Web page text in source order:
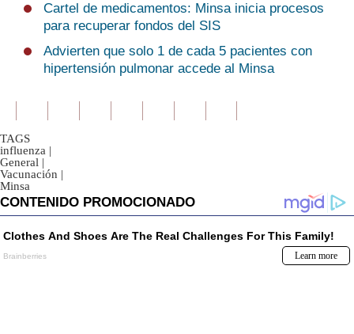
Cartel de medicamentos: Minsa inicia procesos
para recuperar fondos del SIS
Advierten que solo 1 de cada 5 pacientes con
hipertensión pulmonar accede al Minsa
TAGS
influenza |
General |
Vacunación |
Minsa